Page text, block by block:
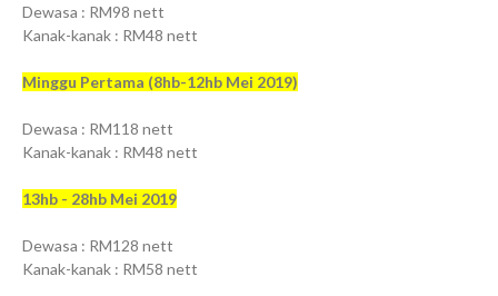
Dewasa : RM98 nett
Kanak-kanak : RM48 nett
Minggu Pertama (8hb-12hb Mei 2019)
Dewasa : RM118 nett
Kanak-kanak : RM48 nett
13hb - 28hb Mei 2019
Dewasa : RM128 nett
Kanak-kanak : RM58 nett